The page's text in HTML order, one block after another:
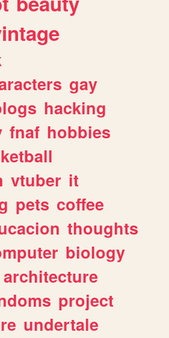
gay
hacking
fnaf hobbies
vtuber it
pets coffee
thoughts
biology
architecture
project
undertale